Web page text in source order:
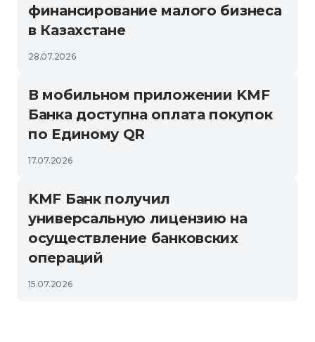
финансирование малого бизнеса
в Казахстане
28.07.2026
В мобильном приложении KMF
Банка доступна оплата покупок
по Единому QR
17.07.2026
KMF Банк получил
универсальную лицензию на
осуществление банковских
операций
15.07.2026